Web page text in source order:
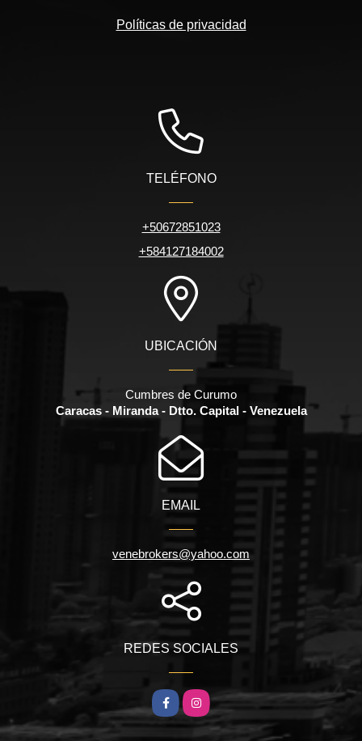
Políticas de privacidad
TELÉFONO
+50672851023
+584127184002
UBICACIÓN
Cumbres de Curumo
Caracas - Miranda - Dtto. Capital - Venezuela
EMAIL
venebrokers@yahoo.com
REDES SOCIALES
FacebookInstagram